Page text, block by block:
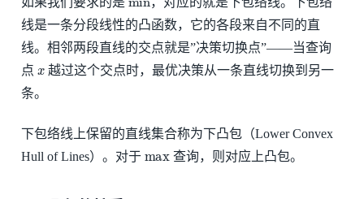
线是一条分段线性的凸函数，它的各段来自不同的直
线。相邻两段直线的交点就是”决策切换点”——当查询
点
越过这个交点时，最优决策从一条直线切换到另一
条。
下包络线上保留的直线集合称为下凸包（Lower Convex
Hull of Lines）。对于
查询，则对应上凸包。